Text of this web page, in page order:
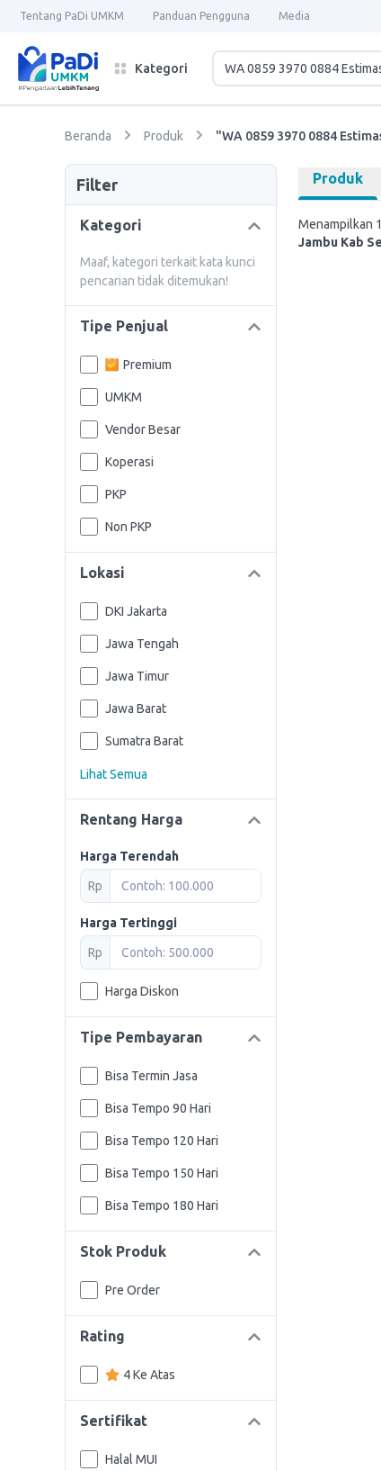
Tentang PaDi UMKM Panduan Pengguna Media
Kategori
Beranda Produk "WA 0859 3970 0884
Filter
Kategori
Maaf, kategori terkait kata kunci
pencarian tidak ditemukan!
Tipe Penjual
Premium
UMKM
Vendor Besar
Koperasi
PKP
Non PKP
Lokasi
DKI Jakarta
Jawa Tengah
Jawa Timur
Jawa Barat
Sumatra Barat
Lihat Semua
Rentang Harga
Harga Terendah
Rp
Harga Tertinggi
Rp
Harga Diskon
Tipe Pembayaran
Bisa Termin Jasa
Bisa Tempo 90 Hari
Bisa Tempo 120 Hari
Bisa Tempo 150 Hari
Bisa Tempo 180 Hari
Stok Produk
Pre Order
Rating
4 Ke Atas
Sertifikat
Halal MUI
Produk
Menampilkan
Jambu Kab